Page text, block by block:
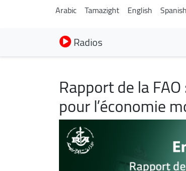
Arabic Tamazight English Spanish
Radios
Rapport de la
pour l’économie
Image